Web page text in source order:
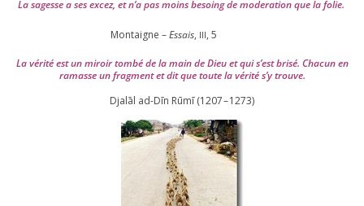
La sagesse a ses excez, et n’a pas moins besoing de mode­ra­tion que la folie.
Montaigne –Essais, III, 5
La véri­té est un miroir tom­bé de la main de Dieu et qui s’est bri­sé. Chacun en
ramasse un frag­ment et dit que toute la véri­té s’y trouve.
Djalāl ad-Dīn Rūmī (1207–1273)